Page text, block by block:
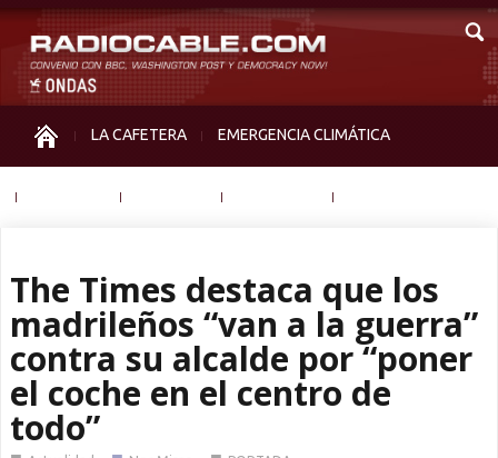
LA CAFETERA EMERGENCIA CLIMÁTICA
The Times destaca que los
madrileños “van a la guerra”
contra su alcalde por “poner
el coche en el centro de
todo”